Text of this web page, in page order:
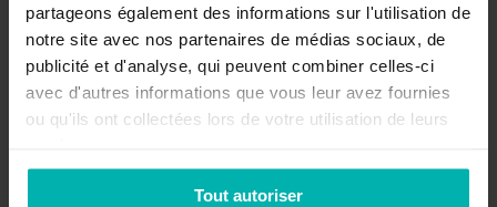
partageons également des informations sur l'utilisation de
notre site avec nos partenaires de médias sociaux, de
publicité et d'analyse, qui peuvent combiner celles-ci
avec d'autres informations que vous leur avez fournies
ou qu'ils ont collectées lors de votre utilisation de leurs
Tout autoriser
Articles populaires